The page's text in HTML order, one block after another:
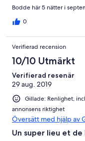
Bodde här 5 nätter i
0
Verifierad recension
10/10 Utmärkt
Verifierad resenär
29 aug. 2019
Gillade: Renlighet,
annonsens riktighet
Översätt med hjälp av
Un super lieu et